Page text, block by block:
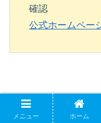
公式ホームペー
メニュー ホーム